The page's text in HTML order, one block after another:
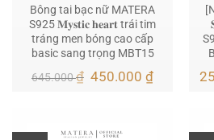
Bông tai bạc nữ MATERA
S925 𝐌𝐲𝐬𝐭𝐢𝐜 𝐡𝐞𝐚𝐫𝐭 trái tim
tráng men bóng cao cấp
basic sang trọng MBT15
645.000₫ Giá
450.000₫Giá
450.000